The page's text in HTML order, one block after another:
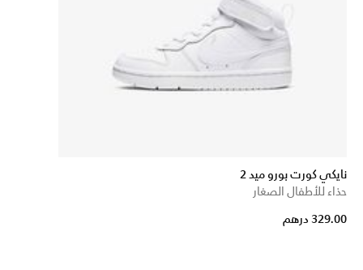
نايكي كورت بورو ميد 2
حذاء للأطفال الصغار
329.00 درهم